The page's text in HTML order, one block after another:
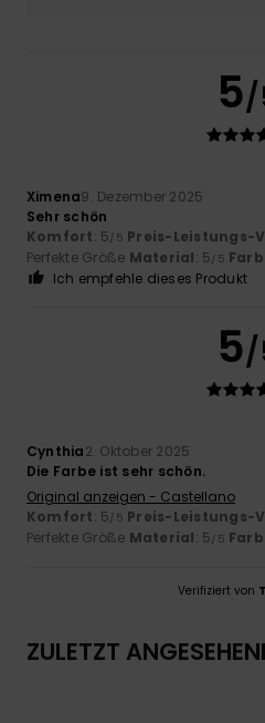
5/
Ximena9. Dezember 2025
Sehr schön
Komfort: 5/5 Preis-Leistungs-
Perfekte Größe Material: 5/5
Ich empfehle dieses Produkt
5/
Cynthia2. Oktober 2025
Die Farbe ist sehr schön.
Original anzeigen - Castellano
Komfort: 5/5 Preis-Leistungs-
Perfekte Größe Material: 5/5
Verifiziert von
ZULETZT